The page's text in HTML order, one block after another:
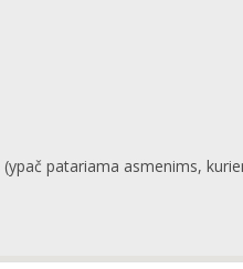
patariama asmenims,